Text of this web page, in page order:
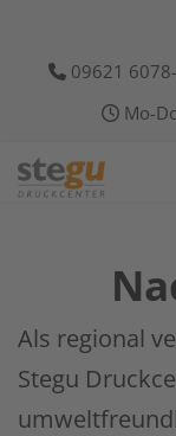
09621
Mo-
Als regional
Stegu